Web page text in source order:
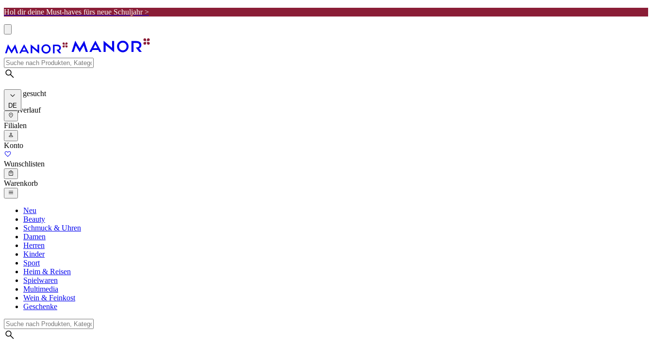
Hol dir deine Must-haves fürs neue Schuljahr >
Meist gesucht
Suchverlauf
DE
Filialen
Konto
Wunschlisten
Warenkorb
Neu
Beauty
Schmuck & Uhren
Damen
Herren
Kinder
Sport
Heim & Reisen
Spielwaren
Multimedia
Wein & Feinkost
Geschenke